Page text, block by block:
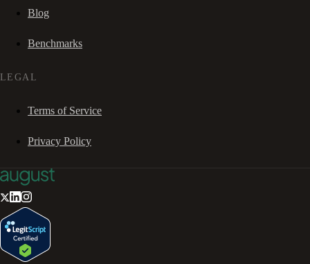
Blog
Benchmarks
LEGAL
Terms of Service
Privacy Policy